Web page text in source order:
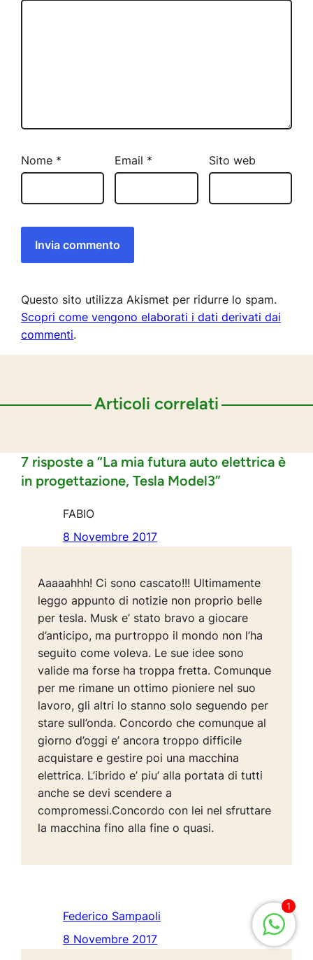
Nome * Email * Sito web
Questo sito utilizza Akismet per ridurre lo spam.
Scopri come vengono elaborati i dati derivati dai
commenti.
Articoli correlati
7 risposte a “La mia futura auto elettrica è
in progettazione, Tesla Model3”
FABIO
8 Novembre 2017
Aaaaahhh! Ci sono cascato!!! Ultimamente
leggo appunto di notizie non proprio belle
per tesla. Musk e’ stato bravo a giocare
d’anticipo, ma purtroppo il mondo non l’ha
seguito come voleva. Le sue idee sono
valide ma forse ha troppa fretta. Comunque
per me rimane un ottimo pioniere nel suo
lavoro, gli altri lo stanno solo seguendo per
stare sull’onda. Concordo che comunque al
giorno d’oggi e’ ancora troppo difficile
acquistare e gestire poi una macchina
elettrica. L’ibrido e’ piu’ alla portata di tutti
anche se devi scendere a
compromessi.Concordo con lei nel sfruttare
la macchina fino alla fine o quasi.
Federico Sampaoli
8 Novembre 2017
1